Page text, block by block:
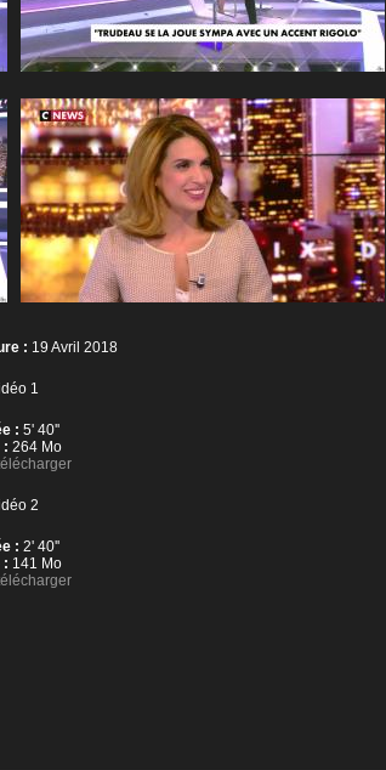
: 19 Avril 2018
1
: 5' 40''
: 264 Mo
2
: 2' 40''
: 141 Mo